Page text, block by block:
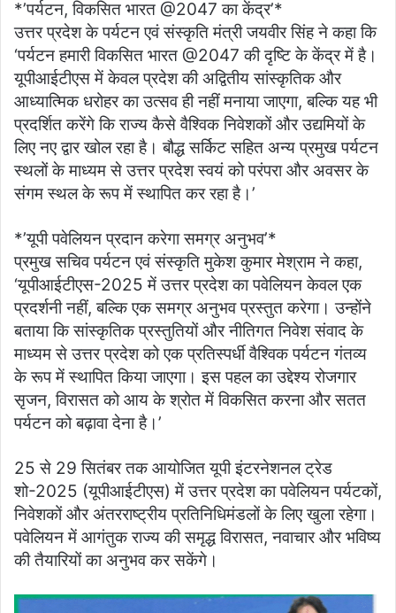
*’पर्यटन, विकसित भारत @2047 का केंद्र’*
उत्तर प्रदेश के पर्यटन एवं संस्कृति मंत्री जयवीर सिंह ने कहा कि
‘पर्यटन हमारी विकसित भारत @2047 की दृष्टि के केंद्र में है।
यूपीआईटीएस में केवल प्रदेश की अद्वितीय सांस्कृतिक और
आध्यात्मिक धरोहर का उत्सव ही नहीं मनाया जाएगा, बल्कि यह भी
प्रदर्शित करेंगे कि राज्य कैसे वैश्विक निवेशकों और उद्यमियों के
लिए नए द्वार खोल रहा है। बौद्ध सर्किट सहित अन्य प्रमुख पर्यटन
स्थलों के माध्यम से उत्तर प्रदेश स्वयं को परंपरा और अवसर के
संगम स्थल के रूप में स्थापित कर रहा है।’
*’यूपी पवेलियन प्रदान करेगा समग्र अनुभव’*
प्रमुख सचिव पर्यटन एवं संस्कृति मुकेश कुमार मेश्राम ने कहा,
‘यूपीआईटीएस-2025 में उत्तर प्रदेश का पवेलियन केवल एक
प्रदर्शनी नहीं, बल्कि एक समग्र अनुभव प्रस्तुत करेगा। उन्होंने
बताया कि सांस्कृतिक प्रस्तुतियों और नीतिगत निवेश संवाद के
माध्यम से उत्तर प्रदेश को एक प्रतिस्पर्धी वैश्विक पर्यटन गंतव्य
के रूप में स्थापित किया जाएगा। इस पहल का उद्देश्य रोजगार
सृजन, विरासत को आय के श्रोत में विकसित करना और सतत
पर्यटन को बढ़ावा देना है।’
25 से 29 सितंबर तक आयोजित यूपी इंटरनेशनल ट्रेड
शो-2025 (यूपीआईटीएस) में उत्तर प्रदेश का पवेलियन पर्यटकों,
निवेशकों और अंतरराष्ट्रीय प्रतिनिधिमंडलों के लिए खुला रहेगा।
पवेलियन में आगंतुक राज्य की समृद्ध विरासत, नवाचार और भविष्य
की तैयारियों का अनुभव कर सकेंगे।